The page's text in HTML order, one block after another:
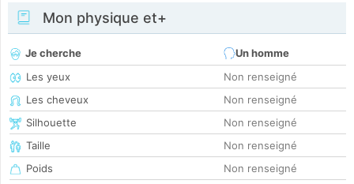
Mon physique et+
Je cherche
Un homme
Les yeux
Non renseigné
Les cheveux
Non renseigné
Silhouette
Non renseigné
Taille
Non renseigné
Poids
Non renseigné